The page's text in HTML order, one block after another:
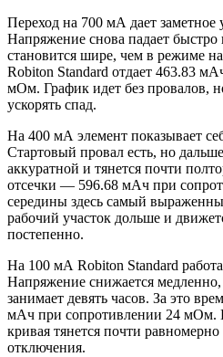
Переход на 700 мА дает заметное
Напряжение снова падает быстро
становится шире, чем в режиме
Robiton Standard отдает 463.83
мОм. График идет без провалов,
ускорять спад.
На 400 мА элемент показывает
Стартовый провал есть, но
аккуратной и тянется почти
отсечки — 596.68 мАч при
середины здесь самый
рабочий участок дольше и
постепенно.
На 100 мА Robiton Standard
Напряжение снижается медленно,
занимает девять часов. За это
мАч при сопротивлении 24 мОм.
кривая тянется почти
отключения.